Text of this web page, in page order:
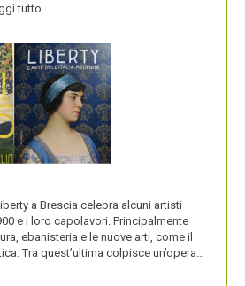
tutto
BLACKBERRY,
LA
STORIA
E
LA
VISIONE
ALL’ORIGINE
DI
NOME
a Brescia celebra alcuni artisti
e i loro capolavori. Principalmente
ebanisteria e le nuove arti, come il
Tra quest’ultima colpisce un’opera…